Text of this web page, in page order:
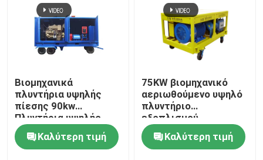
Βιομηχανικά
πλυντήρια υψηλής
πίεσης 90kw
Πλυντήρια υψηλής
πίεσης
Καλύτερη τιμή
75KW βιομηχανικό
αεριωθούμενο υψηλό
πλυντήριο
εξοπλισμού
πλυσίματος για την
αφαίρεση σκουριάς
αφαίρεσης χρωμάτων
Καλύτερη τιμή